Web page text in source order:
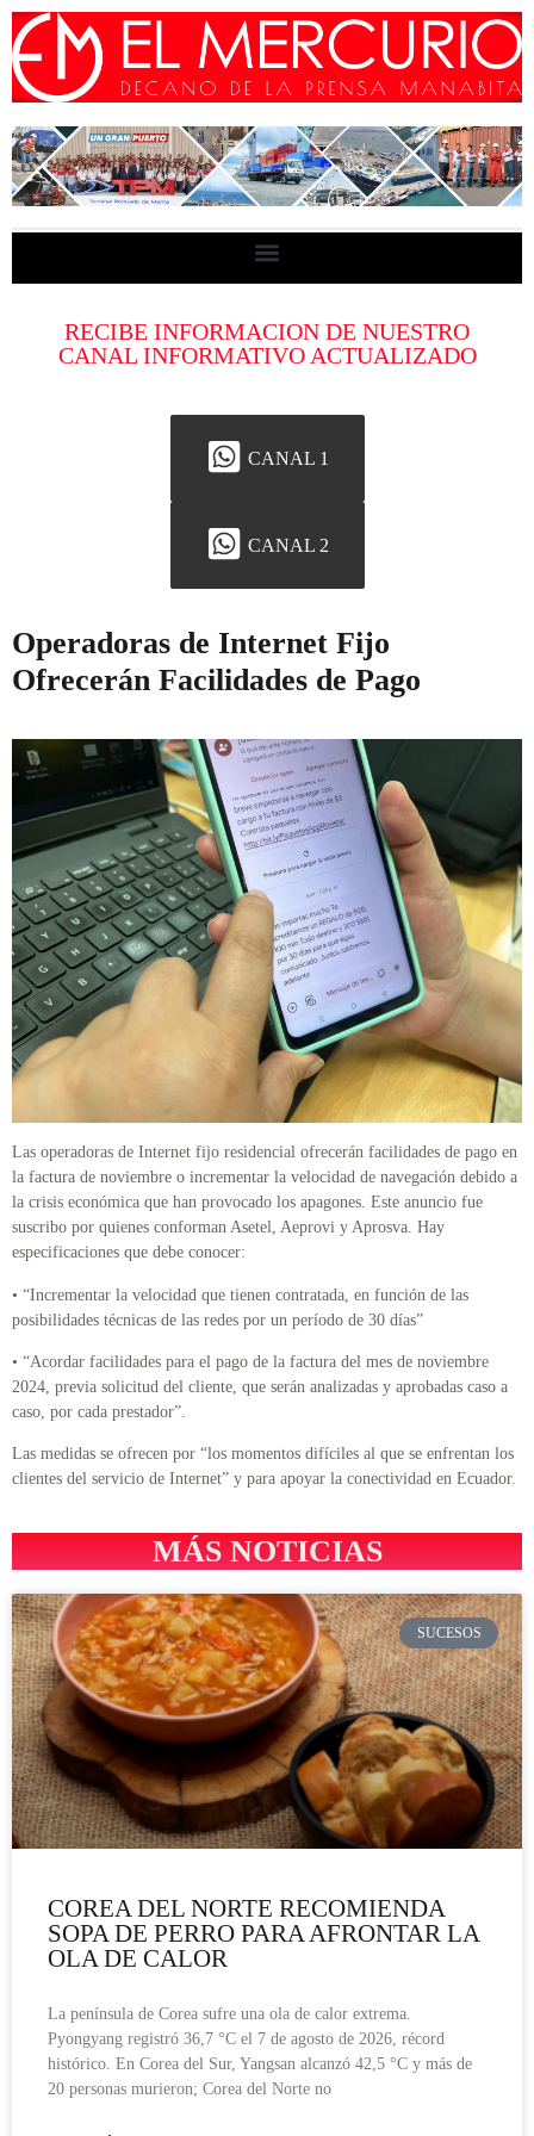
RECIBE INFORMACION DE NUESTRO
CANAL INFORMATIVO ACTUALIZADO
CANAL 1
CANAL 2
Operadoras de Internet Fijo
Ofrecerán Facilidades de Pago
Las operadoras de Internet fijo residencial ofrecerán facilidades de pago en
la factura de noviembre o incrementar la velocidad de navegación debido a
la crisis económica que han provocado los apagones. Este anuncio fue
suscribo por quienes conforman Asetel, Aeprovi y Aprosva. Hay
especificaciones que debe conocer:
• “Incrementar la velocidad que tienen contratada, en función de las
posibilidades técnicas de las redes por un período de 30 días”
• “Acordar facilidades para el pago de la factura del mes de noviembre
2024, previa solicitud del cliente, que serán analizadas y aprobadas caso a
caso, por cada prestador”.
Las medidas se ofrecen por “los momentos difíciles al que se enfrentan los
clientes del servicio de Internet” y para apoyar la conectividad en Ecuador.
MÁS NOTICIAS
SUCESOS
COREA DEL NORTE RECOMIENDA
SOPA DE PERRO PARA AFRONTAR LA
OLA DE CALOR
La península de Corea sufre una ola de calor extrema.
Pyongyang registró 36,7 °C el 7 de agosto de 2026, récord
histórico. En Corea del Sur, Yangsan alcanzó 42,5 °C y más de
20 personas murieron; Corea del Norte no